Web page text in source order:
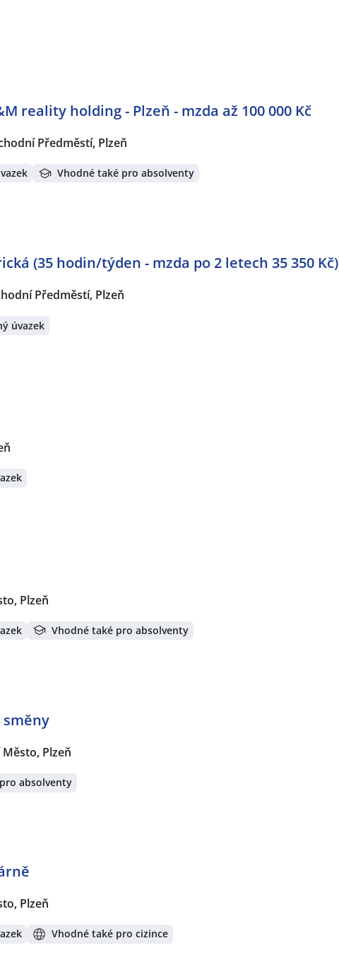
reality holding - Plzeň - mzda až 100 000 Kč
Předměstí, Plzeň
Vhodné také pro absolventy
(35 hodin/týden - mzda po 2 letech 35 350 Kč)
Předměstí, Plzeň
úvazek
Plzeň
Vhodné také pro absolventy
směny
Plzeň
absolventy
Plzeň
Vhodné také pro cizince